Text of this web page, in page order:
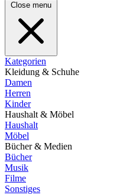
Close menu
Kategorien
Kleidung & Schuhe
Damen
Herren
Kinder
Haushalt & Möbel
Haushalt
Möbel
Bücher & Medien
Bücher
Musik
Filme
Sonstiges